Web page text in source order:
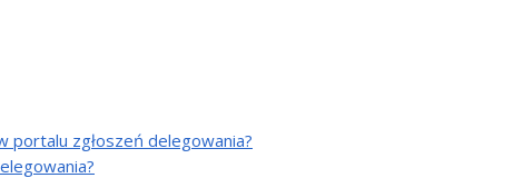
portalu zgłoszeń delegowania?